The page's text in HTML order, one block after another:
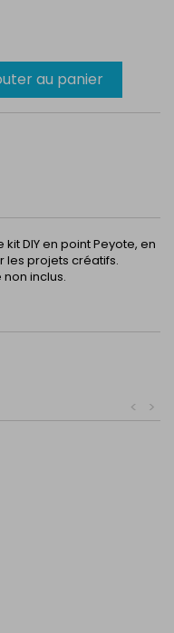
au panier
DIY en point Peyote, en
les projets créatifs.
inclus.
>
<